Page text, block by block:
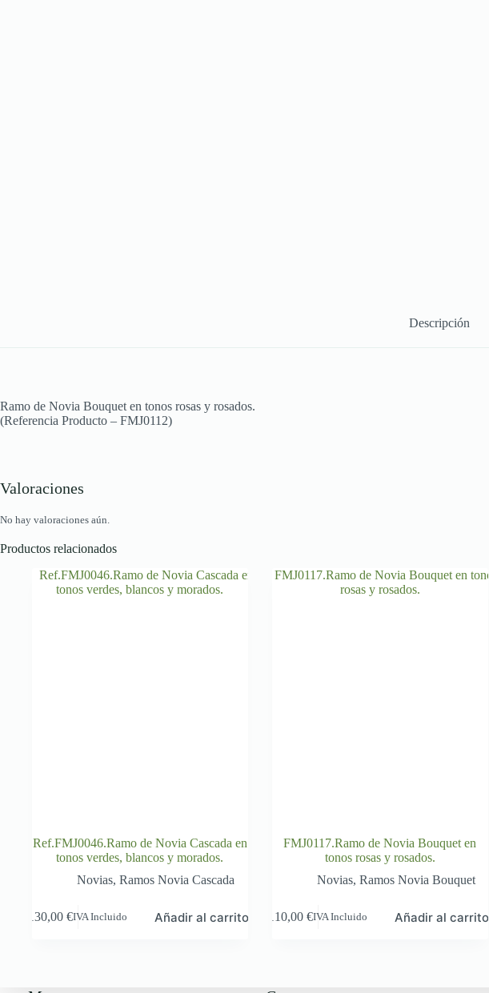
Descripción
Ramo de Novia Bouquet en tonos rosas y rosados.
(Referencia Producto – FMJ0112)
Valoraciones
No hay valoraciones aún.
Productos relacionados
Ref.FMJ0046.Ramo de Novia Cascada en
tonos verdes, blancos y morados.
Novias,Ramos Novia Cascada
130,00€IVA Incluido Añadir al carrito
FMJ0117.Ramo de Novia Bouquet en
tonos rosas y rosados.
Novias, Ramos Novia Bouquet
110,00€IVA Incluido Añadir al carrito